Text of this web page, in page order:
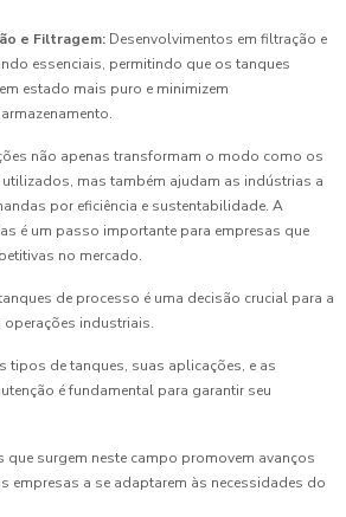
e Filtragem: Desenvolvimentos em filtração e
essenciais, permitindo que os tanques
estado mais puro e minimizem
não apenas transformam o modo como os
mas também ajudam as indústrias a
por eficiência e sustentabilidade. A
é um passo importante para empresas que
no mercado.
de processo é uma decisão crucial para a
operações industriais.
tipos de tanques, suas aplicações, e as
é fundamental para garantir seu
que surgem neste campo promovem avanços
empresas a se adaptarem às necessidades do